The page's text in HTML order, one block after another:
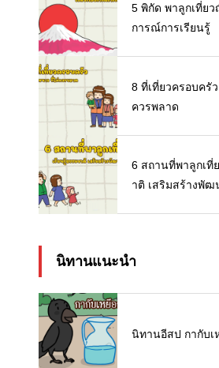
5 พิกัด พาลูกเที่ย
การณ์การเรียนรู้
8 ที่เที่ยวครอบครั
ควรพลาด
6 สถานที่พาลูกเที่
าติ เสริมสร้างพัฒ
นิทานแนะนำ
นิทานอีสป กากับเ